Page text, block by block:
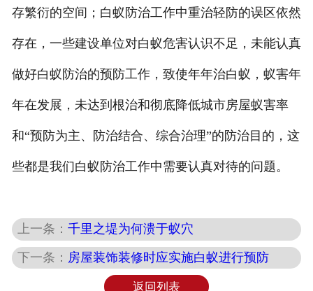
存繁衍的空间；白蚁防治工作中重治轻防的误区依然
存在，一些建设单位对白蚁危害认识不足，未能认真
做好白蚁防治的预防工作，致使年年治白蚁，蚁害年
年在发展，未达到根治和彻底降低城市房屋蚁害率
和“预防为主、防治结合、综合治理”的防治目的，这
些都是我们白蚁防治工作中需要认真对待的问题。
上一条：千里之堤为何溃于蚁穴
下一条： 房屋装饰装修时应实施白蚁进行预防
返回列表